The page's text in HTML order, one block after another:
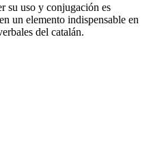
su uso y conjugación es
un elemento indispensable en
del catalán.